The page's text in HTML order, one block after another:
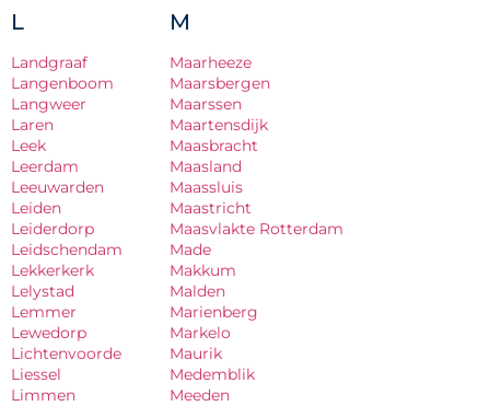
L
Landgraaf
Langenboom
Langweer
Laren
Leek
Leerdam
Leeuwarden
Leiden
Leiderdorp
Leidschendam
Lekkerkerk
Lelystad
Lemmer
Lewedorp
Lichtenvoorde
Liessel
Limmen
M
Maarheeze
Maarsbergen
Maarssen
Maartensdijk
Maasbracht
Maasland
Maassluis
Maastricht
Maasvlakte Rotterdam
Made
Makkum
Malden
Marienberg
Markelo
Maurik
Medemblik
Meeden